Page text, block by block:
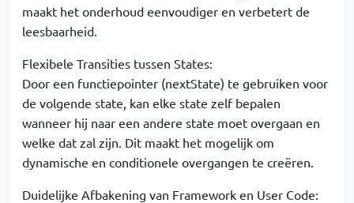
maakt het onderhoud eenvoudiger en verbetert de
leesbaarheid.
Flexibele Transities tussen States:
Door een functiepointer (nextState) te gebruiken voor
de volgende state, kan elke state zelf bepalen
wanneer hij naar een andere state moet overgaan en
welke dat zal zijn. Dit maakt het mogelijk om
dynamische en conditionele overgangen te creëren.
Duidelijke Afbakening van Framework en User Code: